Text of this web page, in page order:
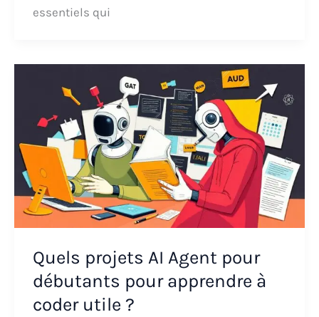
essentiels qui
Quels projets AI Agent pour
débutants pour apprendre à
coder utile ?